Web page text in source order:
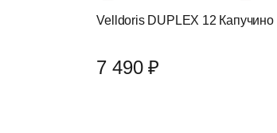
Velldoris DUPLEX 12 Капучино
7 490 ₽